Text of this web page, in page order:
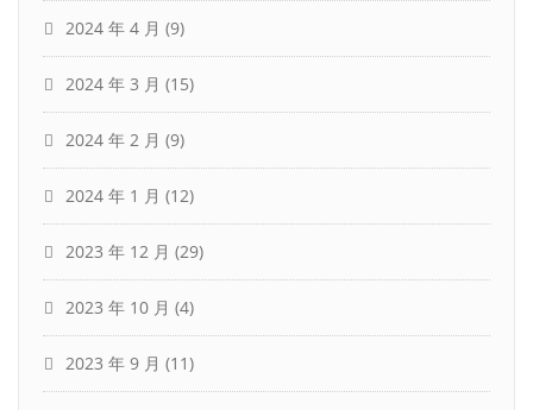
2024 年 4 月 (9)
2024 年 3 月 (15)
2024 年 2 月 (9)
2024 年 1 月 (12)
2023 年 12 月 (29)
2023 年 10 月 (4)
2023 年 9 月 (11)